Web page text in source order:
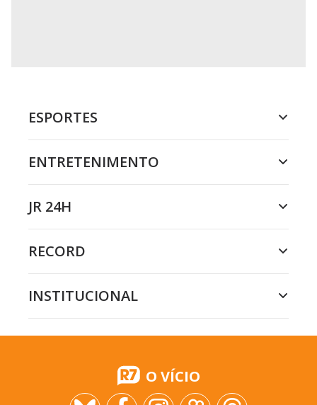
ESPORTES
ENTRETENIMENTO
JR 24H
RECORD
INSTITUCIONAL
O VÍCIO